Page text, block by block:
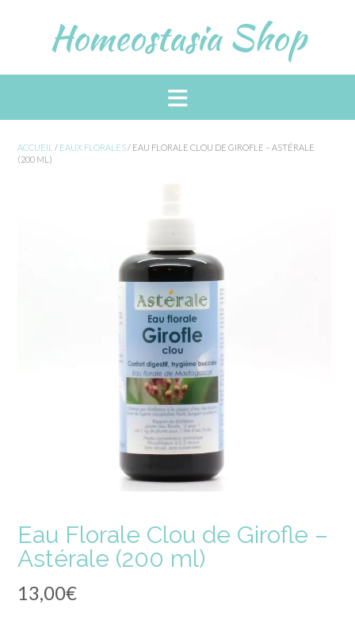
Homeostasia Shop
ACCUEIL / EAUX FLORALES/ EAU FLORALE CLOU DE GIROFLE – ASTÉRALE
(200 ML)
Eau Florale Clou de Girofle –
Astérale (200 ml)
13,00€